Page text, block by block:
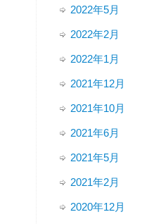
2022年5月
2022年2月
2022年1月
2021年12月
2021年10月
2021年6月
2021年5月
2021年2月
2020年12月